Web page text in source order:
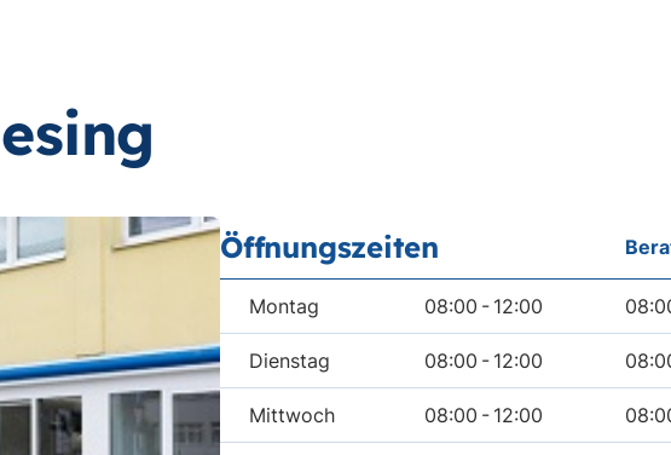
Öffnungszeiten
Montag 08:00 - bis
12:00
Dienstag 08:00 - bis
12:00
Mittwoch 08:00 - bis
12:00